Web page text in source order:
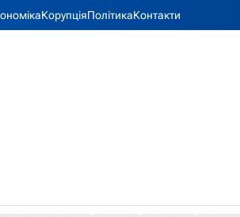
КорупціяПолітикаКонтакти